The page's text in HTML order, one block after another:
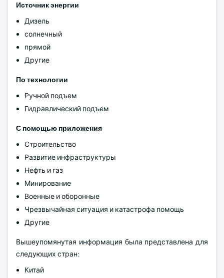
Источник энергии
Дизель
солнечный
прямой
Другие
По технологии
Ручной подъем
Гидравлический подъем
С помощью приложения
Строительство
Развитие инфраструктуры
Нефть и газ
Минирование
Военные и оборонные
Чрезвычайная ситуация и катастрофа помощь
Другие
Вышеупомянутая информация была представлена для
следующих стран:
Китай